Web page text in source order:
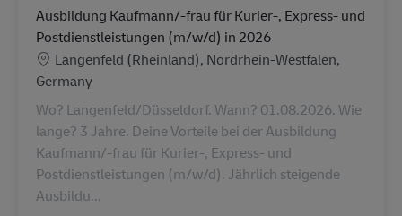
Ausbildung Kaufmann/-frau für Kurier-, Express- und
Postdienstleistungen (m/w/d) in 2026
Location
Langenfeld (Rheinland), Nordrhein-Westfalen,
Germany
Wo? Langenfeld/Düsseldorf. Wann? 01.08.2026. Wie
lange? 3 Jahre. Deine Vorteile bei der Ausbildung
Kaufmann/-frau für Kurier-, Express- und
Postdienstleistungen (m/w/d). Jährlich steigende
Ausbildu...